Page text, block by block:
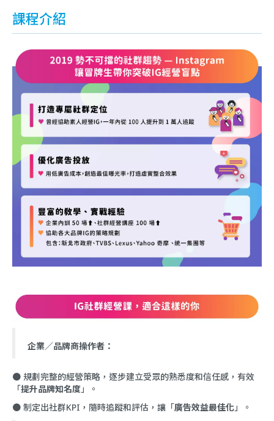
課程介紹
企業／品牌商操作者：
● 規劃完整的經營策略，逐步建立受眾的熟悉度和信任感，有效
「提升品牌知名度」。
● 制定出社群KPI，隨時追蹤和評估，讓「廣告效益最佳化」。